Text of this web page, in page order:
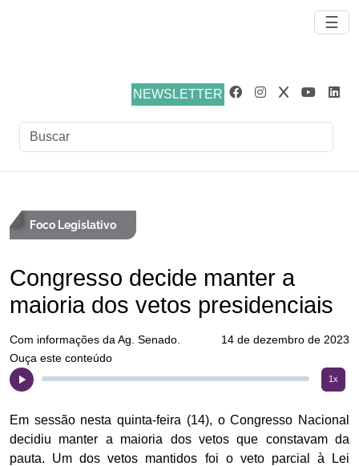
☰
NEWSLETTER
Foco Legislativo
Congresso decide manter a
maioria dos vetos presidenciais
Com informações da Ag. Senado.
14 de dezembro de 2023
Ouça este conteúdo
1x
Em sessão nesta quinta-feira (14), o Congresso Nacional
decidiu manter a maioria dos vetos que constavam da
pauta. Um dos vetos mantidos foi o veto parcial à Lei